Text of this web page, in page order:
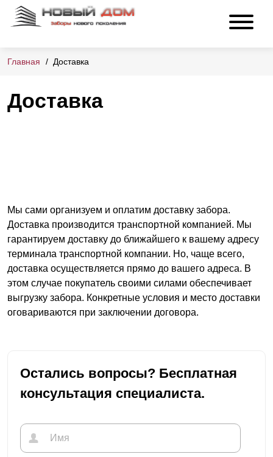
Главная Доставка
Доставка
Мы сами организуем и оплатим доставку забора.
Доставка производится транспортной компанией. Мы
гарантируем доставку до ближайшего к вашему адресу
терминала транспортной компании. Но, чаще всего,
доставка осуществляется прямо до вашего адреса. В
этом случае покупатель своими силами обеспечивает
выгрузку забора. Конкретные условия и место доставки
оговариваются при заключении договора.
Остались вопросы? Бесплатная
консультация специалиста.